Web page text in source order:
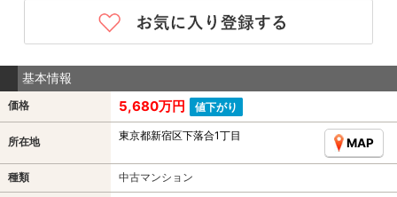
基本情報
価格 5,680万円 値下がり
所在地 東京都新宿区下落合1丁目
MAP
種類 中古マンション